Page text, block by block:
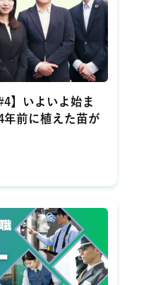
】いよいよ始ま
年前に植えた苗が